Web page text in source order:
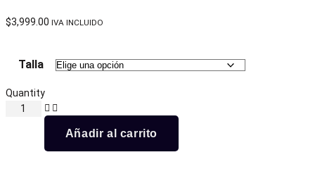
$3,999.00 IVA INCLUIDO
Talla
Quantity
Añadir al carrito